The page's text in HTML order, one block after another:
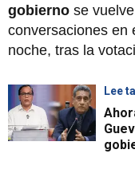
gobierno se
conversaciones en
noche, tras la
Lee